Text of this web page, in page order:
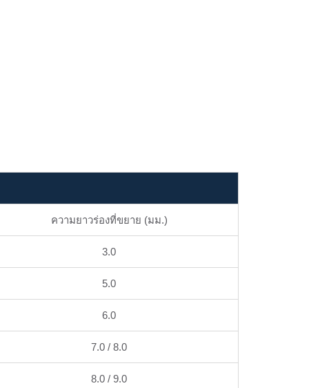
ความยาวร่องที่ขยาย (มม.)
3.0
5.0
6.0
7.0 / 8.0
8.0 / 9.0